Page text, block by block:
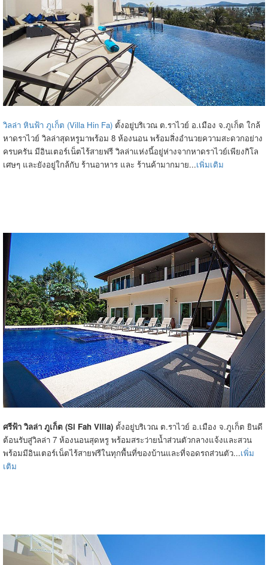
วิลล่า หินฟ้า ภูเก็ต (Villa Hin Fa) ตั้งอยู่บริเวณ ต.ราไวย์ อ.เมือง จ.ภูเก็ต ใกล้
หาดราไวย์ วิลล่าสุดหรูมาพร้อม 8 ห้องนอน พร้อมสิ่งอำนวยความสะดวกอย่าง
ครบครัน มีอินเตอร์เน็ตไร้สายฟรี วิลล่าแห่งนี้อยู่ห่างจากหาดราไวย์เพียงกิโล
เศษๆ และยังอยู่ใกล้กับ ร้านอาหาร และ ร้านค้ามากมาย...เพิ่มเติม
ศรีฟ้า วิลล่า ภูเก็ต (Si Fah Villa) ตั้งอยู่บริเวณ ต.ราไวย์ อ.เมือง จ.ภูเก็ต ยินดี
ต้อนรับสู่วิลล่า 7 ห้องนอนสุดหรู พร้อมสระว่ายน้ำส่วนตัวกลางแจ้งและสวน
พร้อมมีอินเตอร์เน็ตไร้สายฟรีในทุกพื้นที่ของบ้านและที่จอดรถส่วนตัว...เพิ่ม
เติม